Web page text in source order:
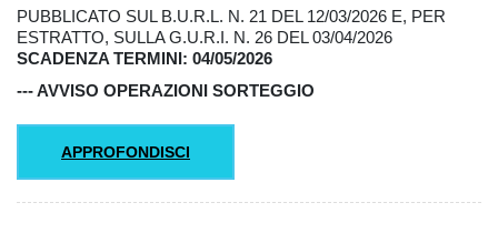
PUBBLICATO SUL B.U.R.L. N. 21 DEL 12/03/2026 E, PER
ESTRATTO, SULLA G.U.R.I. N. 26 DEL 03/04/2026
SCADENZA TERMINI: 04/05/2026
--- AVVISO OPERAZIONI SORTEGGIO
APPROFONDISCI